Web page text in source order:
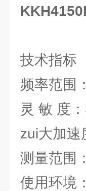
K
技术指标
频率范围
灵 敏 度
zui大加速
测量范围
使用环境